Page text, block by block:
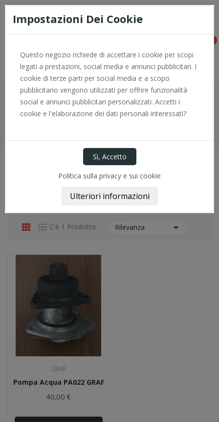
Consegna rapida e pagamenti sicuri con PayPal - per info +0966
774646
Camicia Motore
Camicia Motore
C'è 1 Prodotto. Rilevanza 
GRAF
Pompa Acqua PA022 GRAF
40,00 €
Impostazioni Dei Cookie
Questo negozio richiede di accettare i cookie per scopi
legati a prestazioni, social media e annunci pubblicitari. I
cookie di terze parti per social media e a scopo
pubblicitario vengono utilizzati per offrire funzionalità
social e annunci pubblicitari personalizzati. Accetti i
cookie e l'elaborazione dei dati personali interessati?
Politica sulla privacy e sui cookie